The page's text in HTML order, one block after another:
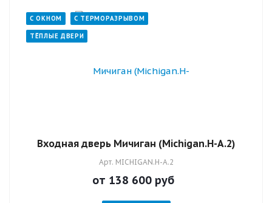
С ОКНОМ С ТЕРМОРАЗРЫВОМ
ТЁПЛЫЕ ДВЕРИ
Входная дверь Мичиган (Michigan.H-А.2)
Арт. MICHIGAN.H-А.2
от 138 600 руб